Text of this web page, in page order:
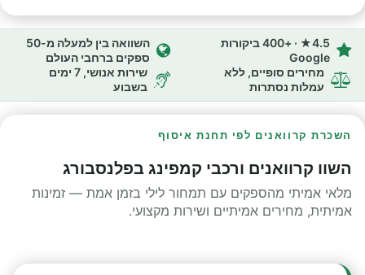
4.5★ · +400 ביקורות
Google
השוואה בין למעלה מ-50
ספקים ברחבי העולם
מחירים סופיים, ללא
עמלות נסתרות
שירות אנושי, 7 ימים
בשבוע
השכרת קרוואנים לפי תחנת איסוף
השוו קרוואנים ורכבי קמפינג בפלנסבורג
מלאי אמיתי מהספקים עם תמחור לילי בזמן אמת — זמינות
אמיתית, מחירים אמיתיים ושירות מקצועי.